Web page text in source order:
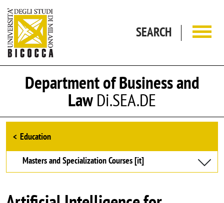
SEARCH
Department of Business and
LawDi.SEA.DE
Browse the section
Education
Masters and Specialization Courses [it]